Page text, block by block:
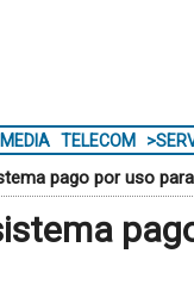
TELECOM
pago por uso